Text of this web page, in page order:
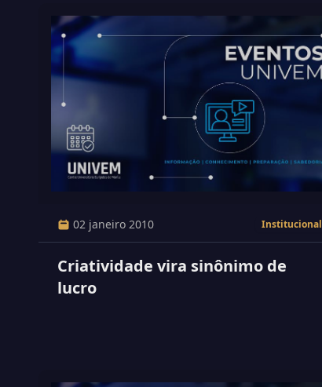
02 janeiro 2010 Institucional
Criatividade vira sinônimo de
lucro